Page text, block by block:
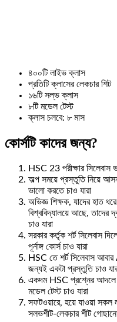
৪০০টি লাইভ ক্লাস
প্রতিটি ক্লাসের লেকচার শিট
১৬টি সল্ভ ক্লাস
৮টি মডেল টেস্ট
ক্লাস চলবে: ৮ মাস
কোর্সটি কাদের জন্য?
HSC 23 পরীক্ষার সিলেবাস
অল্প সময়ে প্রস্তুতি নিয়ে
ভালো করতে চাও যারা
অভিজ্ঞ শিক্ষক, যাদের হাত
বিশ্ববিদ্যালয়ে আছে, তাদের
চাও যারা
সরকার কর্তৃক শর্ট সিলেবাস
পূর্নাঙ্গ কোর্স চাও যারা
HSC তে শর্ট সিলেবাস
জন্যই একটা প্রস্তুতি চাও
একদম HSC প্রশ্নের আদলে
মডেল টেস্ট চাও যারা
সফটওয়ারে, হয়ে যাওয়া সকল
সলভশীট-লেকচার শীট